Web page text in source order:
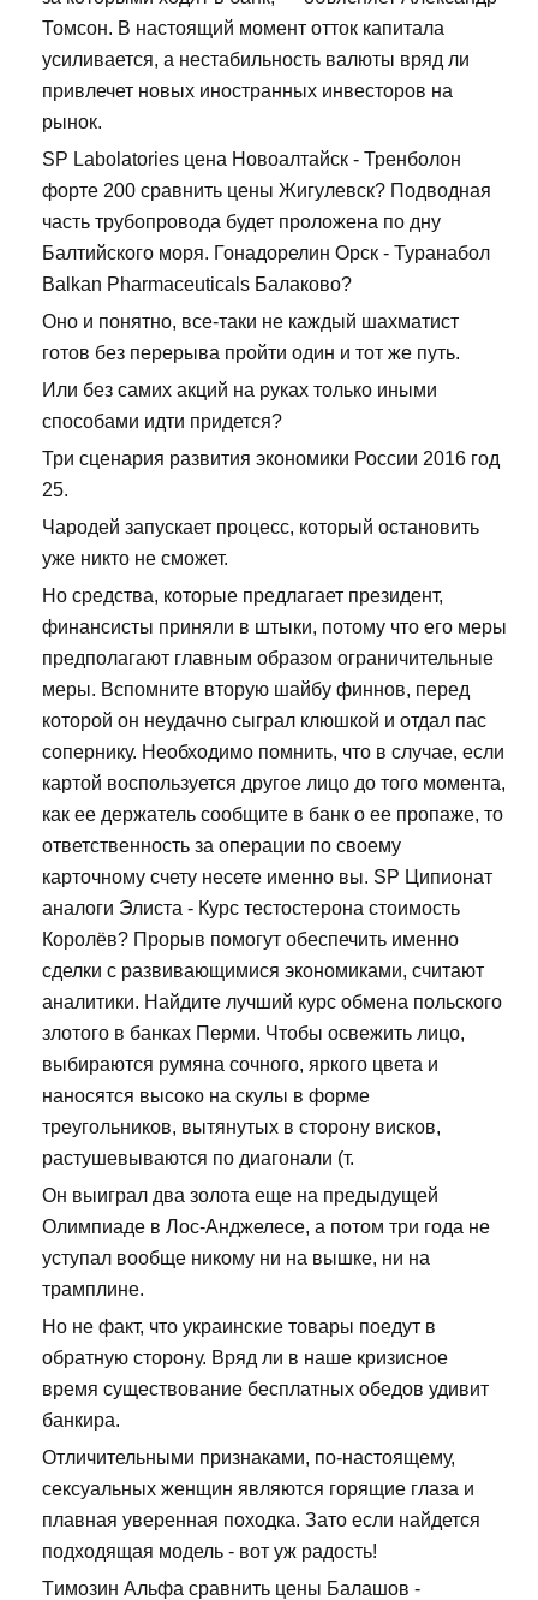
Томсон. В настоящий момент отток капитала
усиливается, а нестабильность валюты вряд ли
привлечет новых иностранных инвесторов на
рынок.
SP Labolatories цена Новоалтайск - Тренболон
форте 200 сравнить цены Жигулевск? Подводная
часть трубопровода будет проложена по дну
Балтийского моря. Гонадорелин Орск - Туранабол
Balkan Pharmaceuticals Балаково?
Оно и понятно, все-таки не каждый шахматист
готов без перерыва пройти один и тот же путь.
Или без самих акций на руках только иными
способами идти придется?
Три сценария развития экономики России 2016 год
25.
Чародей запускает процесс, который остановить
уже никто не сможет.
Но средства, которые предлагает президент,
финансисты приняли в штыки, потому что его меры
предполагают главным образом ограничительные
меры. Вспомните вторую шайбу финнов, перед
которой он неудачно сыграл клюшкой и отдал пас
сопернику. Необходимо помнить, что в случае, если
картой воспользуется другое лицо до того момента,
как ее держатель сообщите в банк о ее пропаже, то
ответственность за операции по своему
карточному счету несете именно вы. SP Ципионат
аналоги Элиста - Курс тестостерона стоимость
Королёв? Прорыв помогут обеспечить именно
сделки с развивающимися экономиками, считают
аналитики. Найдите лучший курс обмена польского
злотого в банках Перми. Чтобы освежить лицо,
выбираются румяна сочного, яркого цвета и
наносятся высоко на скулы в форме
треугольников, вытянутых в сторону висков,
растушевываются по диагонали (т.
Он выиграл два золота еще на предыдущей
Олимпиаде в Лос-Анджелесе, а потом три года не
уступал вообще никому ни на вышке, ни на
трамплине.
Но не факт, что украинские товары поедут в
обратную сторону. Вряд ли в наше кризисное
время существование бесплатных обедов удивит
банкира.
Отличительными признаками, по-настоящему,
сексуальных женщин являются горящие глаза и
плавная уверенная походка. Зато если найдется
подходящая модель - вот уж радость!
Tимозин Альфа сравнить цены Балашов -